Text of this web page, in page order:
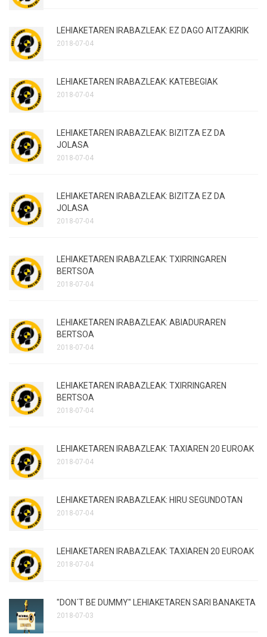
LEHIAKETAREN IRABAZLEAK: EZ DAGO AITZAKIRIK
2018-07-04
LEHIAKETAREN IRABAZLEAK: KATEBEGIAK
2018-07-04
LEHIAKETAREN IRABAZLEAK: BIZITZA EZ DA
JOLASA
2018-07-04
LEHIAKETAREN IRABAZLEAK: BIZITZA EZ DA
JOLASA
2018-07-04
LEHIAKETAREN IRABAZLEAK: TXIRRINGAREN
BERTSOA
2018-07-04
LEHIAKETAREN IRABAZLEAK: ABIADURAREN
BERTSOA
2018-07-04
LEHIAKETAREN IRABAZLEAK: TXIRRINGAREN
BERTSOA
2018-07-04
LEHIAKETAREN IRABAZLEAK: TAXIAREN 20 EUROAK
2018-07-04
LEHIAKETAREN IRABAZLEAK: HIRU SEGUNDOTAN
2018-07-04
LEHIAKETAREN IRABAZLEAK: TAXIAREN 20 EUROAK
2018-07-04
"DON´T BE DUMMY" LEHIAKETAREN SARI BANAKETA
2018-07-03